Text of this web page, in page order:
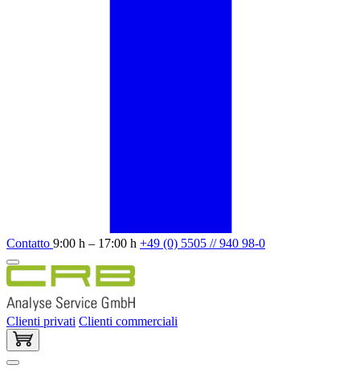
Contatto 9:00 h – 17:00 h +49 (0) 5505 // 940 98-0
Clienti privati Clienti commerciali